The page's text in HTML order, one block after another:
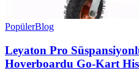
PopülerBlog
Leyaton Pro
Hoverboardu Go-Kart